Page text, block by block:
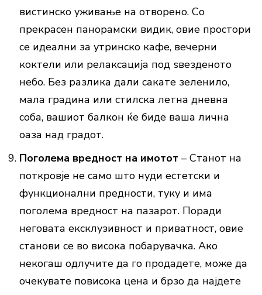
вистинско уживање на отворено. Со
прекрасен панорамски видик, овие простори
се идеални за утринско кафе, вечерни
коктели или релаксација под ѕвезденото
небо. Без разлика дали сакате зеленило,
мала градина или стилска летна дневна
соба, вашиот балкон ќе биде ваша лична
оаза над градот.
Поголема вредност на имотот – Станот на
поткровје не само што нуди естетски и
функционални предности, туку и има
поголема вредност на пазарот. Поради
неговата ексклузивност и приватност, овие
станови се во висока побарувачка. Ако
некогаш одлучите да го продадете, може да
очекувате повисока цена и брзо да најдете